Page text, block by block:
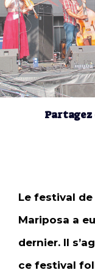
Le festival
Mariposa a
dernier. Il
ce festival